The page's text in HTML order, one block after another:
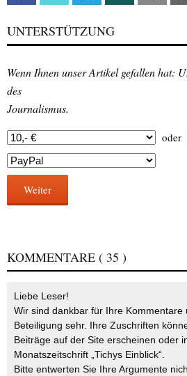
UNTERSTÜTZUNG
Wenn Ihnen unser Artikel gefallen hat:
des
Journalismus.
oder
Weiter
KOMMENTARE ( 35 )
Liebe Leser!
Wir sind dankbar für Ihre Kommentare
Beteiligung sehr. Ihre Zuschriften
Beiträge auf der Site erscheinen oder
Monatszeitschrift „Tichys Einblick“.
Bitte entwerten Sie Ihre Argumente